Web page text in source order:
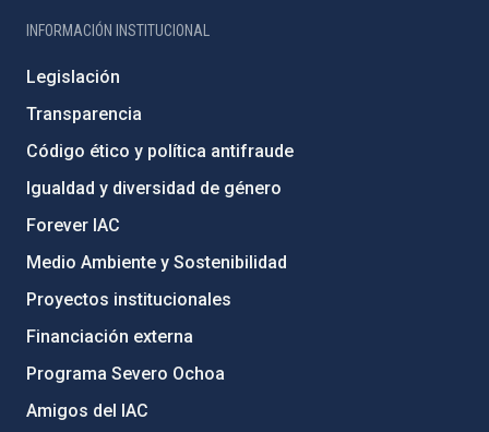
INFORMACIÓN INSTITUCIONAL
Legislación
Transparencia
Código ético y política antifraude
Igualdad y diversidad de género
Forever IAC
Medio Ambiente y Sostenibilidad
Proyectos institucionales
Financiación externa
Programa Severo Ochoa
Amigos del IAC